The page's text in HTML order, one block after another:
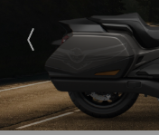
Previous